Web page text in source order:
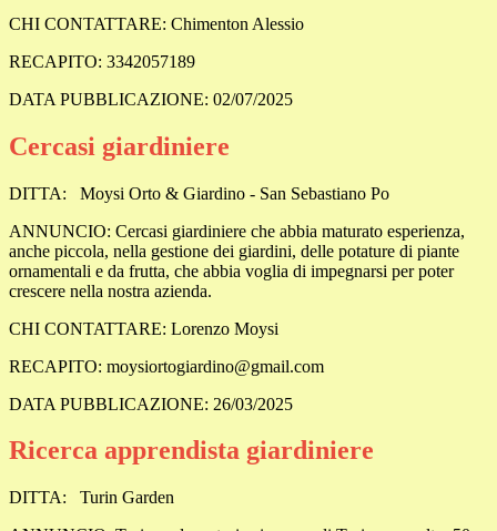
CHI CONTATTARE: Chimenton Alessio
RECAPITO: 3342057189
DATA PUBBLICAZIONE: 02/07/2025
Cercasi giardiniere
DITTA:
Moysi Orto & Giardino - San Sebastiano Po
ANNUNCIO: Cercasi giardiniere che abbia maturato esperienza,
anche piccola, nella gestione dei giardini, delle potature di piante
ornamentali e da frutta, che abbia voglia di impegnarsi per poter
crescere nella nostra azienda.
CHI CONTATTARE: Lorenzo Moysi
RECAPITO: moysiortogiardino@gmail.com
DATA PUBBLICAZIONE: 26/03/2025
Ricerca apprendista giardiniere
DITTA:
Turin Garden